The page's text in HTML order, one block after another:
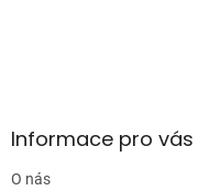
aInformace pro vás
O nás